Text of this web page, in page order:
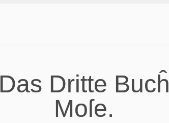
Das Dritte Bucĥ
Moſe.